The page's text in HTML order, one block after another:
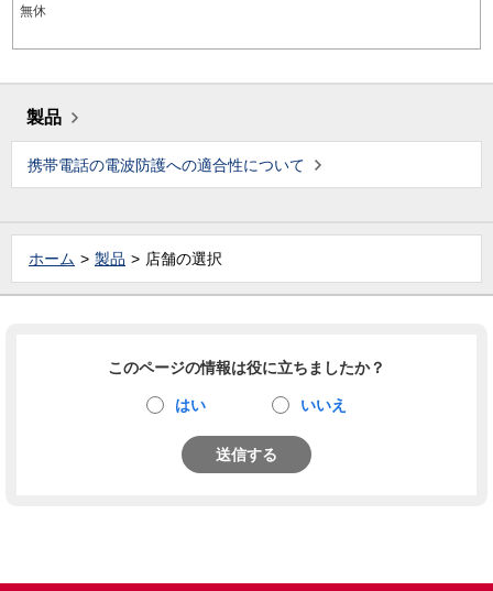
無休
製品
携帯電話の電波防護への適合性について
ホーム 製品 店舗の選択
このページの情報は役に立ちましたか？
はい いいえ
送信する